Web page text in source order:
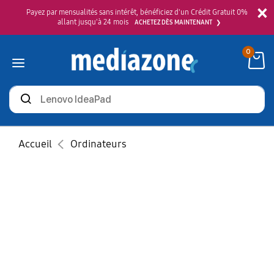
×
Payez par mensualités sans intérêt, bénéficiez d'un Crédit Gratuit 0%
allant jusqu'à 24 mois
ACHETEZ DÈS MAINTENANT
Rechercher
des
produits
0
Accueil Ordinateurs